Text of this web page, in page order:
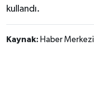
kullandı.
Kaynak: Haber Merkezi